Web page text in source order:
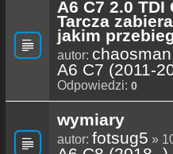
A6 C7 2.0 TDI
Tarcza
jakim
autor: chaosman
A6 C7 (2011-
Odpowiedzi: 0
wymiary
autor: fotsug5 »